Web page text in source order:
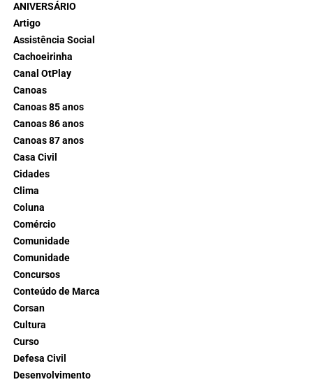
ANIVERSÁRIO
Artigo
Assistência Social
Cachoeirinha
Canal OtPlay
Canoas
Canoas 85 anos
Canoas 86 anos
Canoas 87 anos
Casa Civil
Cidades
Clima
Coluna
Comércio
Comunidade
Comunidade
Concursos
Conteúdo de Marca
Corsan
Cultura
Curso
Defesa Civil
Desenvolvimento